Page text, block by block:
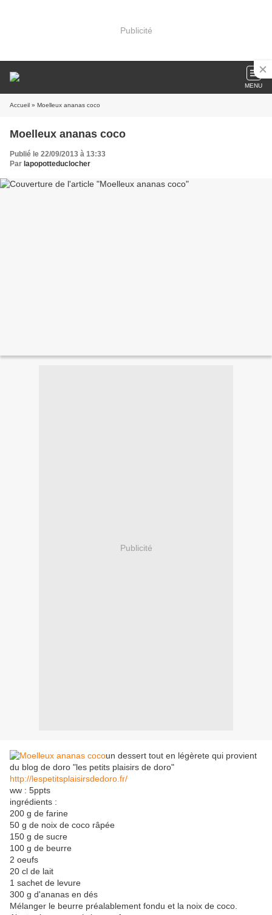
Publicité
MENU
Accueil » Moelleux ananas coco
Moelleux ananas coco
Publié le 22/09/2013 à 13:33
Par lapopotteduclocher
Publicité
un dessert tout en légèrete qui provient
du blog de doro "les petits plaisirs de doro"
http://lespetitsplaisirsdedoro.fr/
ww : 5ppts
ingrédients :
200 g de farine
50 g de noix de coco râpée
150 g de sucre
100 g de beurre
2 oeufs
20 cl de lait
1 sachet de levure
300 g d'ananas en dés
Mélanger le beurre préalablement fondu et la noix de coco.